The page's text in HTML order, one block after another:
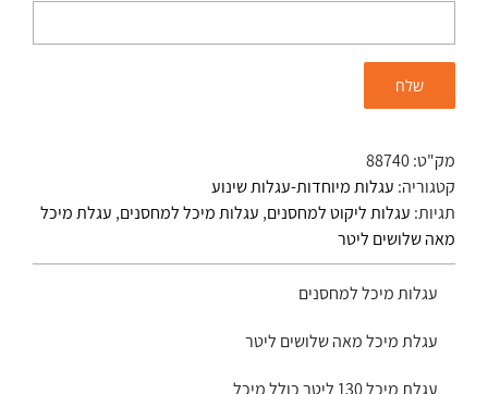
מק"ט:88740
קטגוריה: עגלות מיוחדות-עגלות שינוע
תגיות: עגלות ליקוט למחסנים, עגלות מיכל למחסנים, עגלת מיכל
מאה שלושים ליטר
עגלות מיכל למחסנים
עגלת מיכל מאה שלושים ליטר